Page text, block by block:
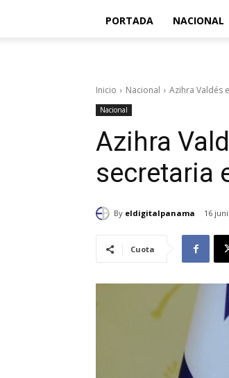
PORTADA NACIONAL
Inicio Nacional Azihra Valdés
Nacional
Azihra
secretaria
By eldigitalpanama 16
Cuota